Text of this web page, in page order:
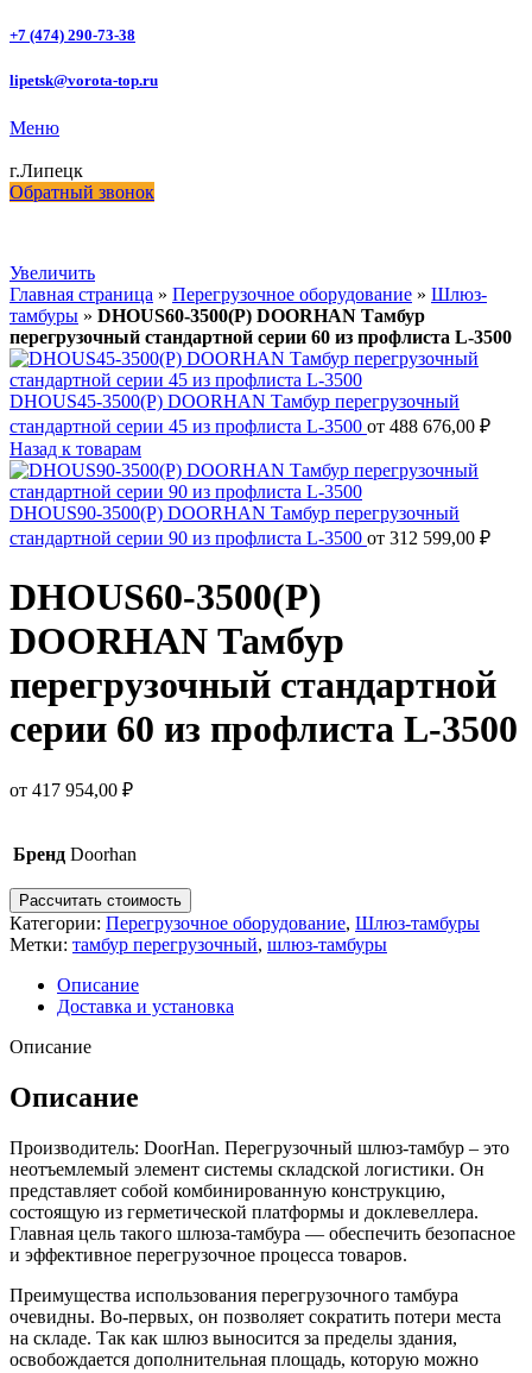
+7 (474) 290-73-38
lipetsk@vorota-top.ru
Меню
г.Липецк
Обратный звонок
Увеличить
Главная страница » Перегрузочное оборудование » Шлюз-
тамбуры » DHOUS60-3500(P) DOORHAN Тамбур
перегрузочный стандартной серии 60 из профлиста L-3500
DHOUS45-3500(P) DOORHAN Тамбур перегрузочный
стандартной серии 45 из профлиста L-3500 от 488 676,00 ₽
Назад к товарам
DHOUS90-3500(P) DOORHAN Тамбур перегрузочный
стандартной серии 90 из профлиста L-3500 от 312 599,00 ₽
DHOUS60-3500(P)
DOORHAN Тамбур
перегрузочный стандартной
серии 60 из профлиста L-3500
от 417 954,00 ₽
Бренд Doorhan
Рассчитать стоимость
Категории: Перегрузочное оборудование, Шлюз-тамбуры
Метки: тамбур перегрузочный, шлюз-тамбуры
Описание
Доставка и установка
Описание
Описание
Производитель: DoorHan. Перегрузочный шлюз-тамбур – это
неотъемлемый элемент системы складской логистики. Он
представляет собой комбинированную конструкцию,
состоящую из герметической платформы и доклевеллера.
Главная цель такого шлюза-тамбура — обеспечить безопасное
и эффективное перегрузочное процесса товаров.
Преимущества использования перегрузочного тамбура
очевидны. Во-первых, он позволяет сократить потери места
на складе. Так как шлюз выносится за пределы здания,
освобождается дополнительная площадь, которую можно